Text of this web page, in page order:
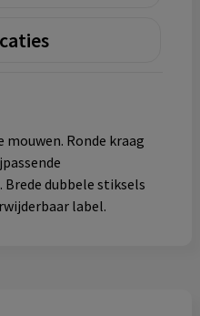
Ronde kraag
Brede dubbele stiksels
label.